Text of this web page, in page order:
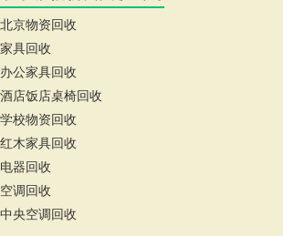
北京物资回收
家具回收
办公家具回收
酒店饭店桌椅回收
学校物资回收
红木家具回收
电器回收
空调回收
中央空调回收